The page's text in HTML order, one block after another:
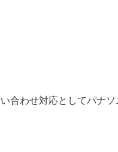
合わせ対応としてパナ